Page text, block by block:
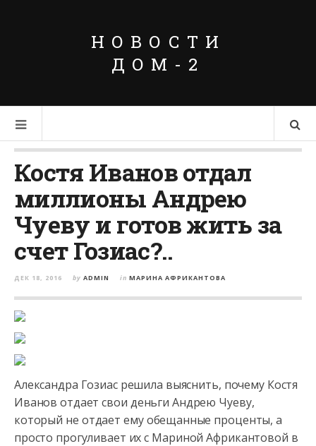
НОВОСТИ
ДОМ-2
Костя Иванов отдал
миллионы Андрею
Чуеву и готов жить за
счет Гозиас?..
ДЕК 18, 2016 by ADMIN in МАРИНА АФРИКАНТОВА
Александра Гозиас решила выяснить, почему Костя
Иванов отдает свои деньги Андрею Чуеву,
который не отдает ему обещанные проценты, а
просто прогуливает их с Мариной Африкантовой в